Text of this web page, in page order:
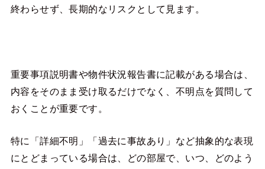
終わらせず、長期的なリスクとして見ます。
重要事項説明書や物件状況報告書に記載がある場合は、
内容をそのまま受け取るだけでなく、不明点を質問して
おくことが重要です。
特に「詳細不明」「過去に事故あり」など抽象的な表現
にとどまっている場合は、どの部屋で、いつ、どのよう